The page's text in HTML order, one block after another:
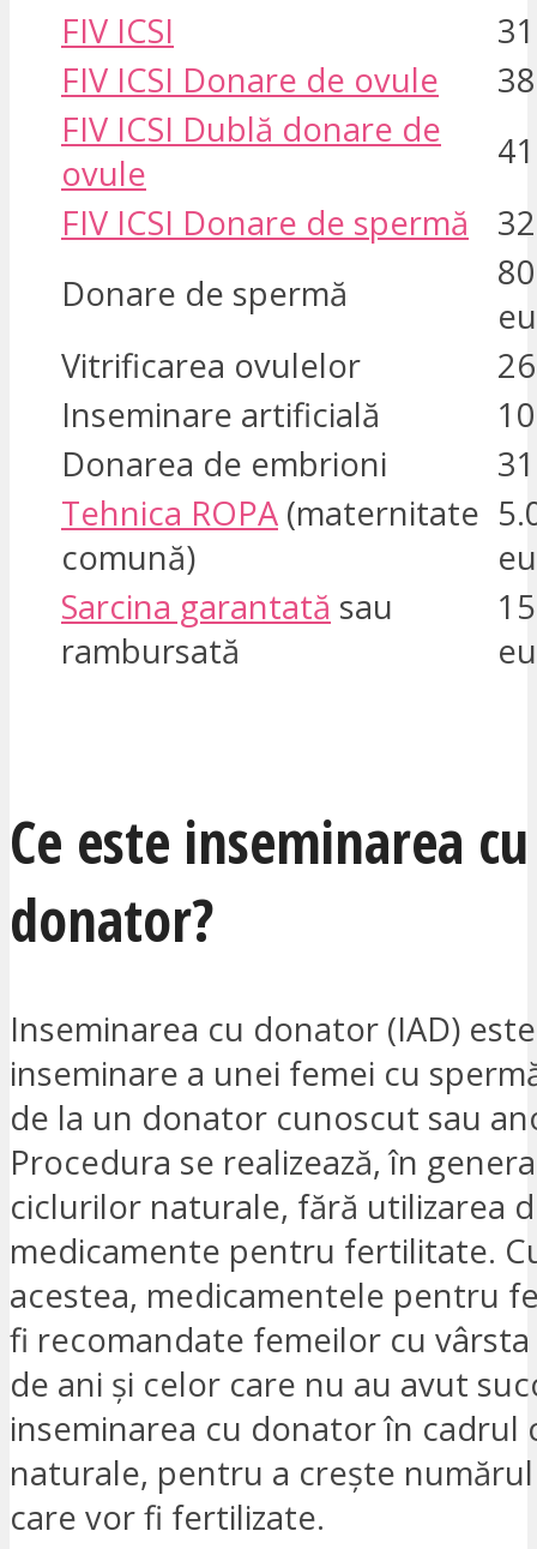
FIV ICSI
FIV ICSI Donare de ovule
FIV ICSI Dublă donare de
ovule
FIV ICSI Donare de spermă
Donare de spermă
Vitrificarea ovulelor
Inseminare artificială
Donarea de embrioni
Tehnica ROPA (maternitate
comună)
Sarcina garantată sau
rambursată
Ce este inseminarea cu
donator?
Inseminarea cu donator (IAD)
inseminare a unei femei cu
de la un donator cunoscut sau
Procedura se realizează, în
ciclurilor naturale, fără utilizarea
medicamente pentru fertilitate.
acestea, medicamentele pentru
fi recomandate femeilor cu
de ani și celor care nu au avut
inseminarea cu donator în cadrul
naturale, pentru a crește
care vor fi fertilizate.